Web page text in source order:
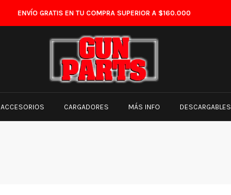
ENVÍO GRATIS EN TU COMPRA SUPERIOR A $160.000
ACCESORIOS CARGADORES MÁS INFO DESCARGABLES